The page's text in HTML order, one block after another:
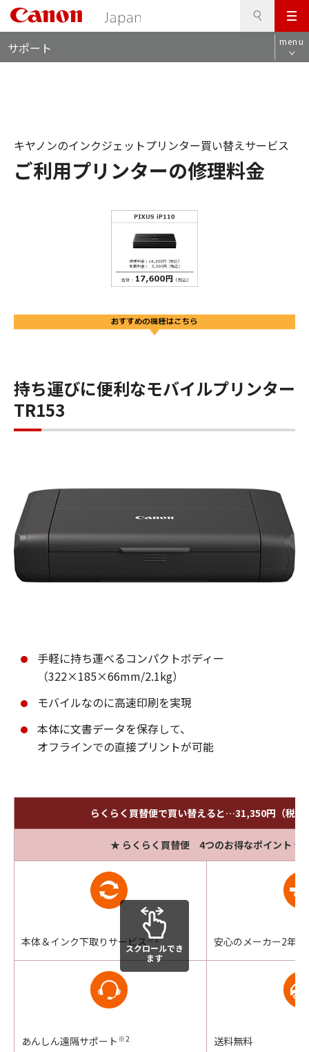
メ
ニ
ュ
サポート menu
ご利用プリンターの修理料金
キヤノンのインクジェットプリンター買い替えサービス
持ち運びに便利なモバイルプリンター
TR153
手軽に持ち運べるコンパクトボディー
（322×185×66mm/2.1kg）
モバイルなのに高速印刷を実現
本体に文書データを保存して、
オフラインでの直接プリントが可能
らくらく買替便で買い替えると…31,350円（税込
★ らくらく買替便 4つのお得なポイント ★
本体＆インク下取りサービス ※1 安心のメーカー2年保
あんしん遠隔サポート ※2 送料無料
スクロールでき
ます